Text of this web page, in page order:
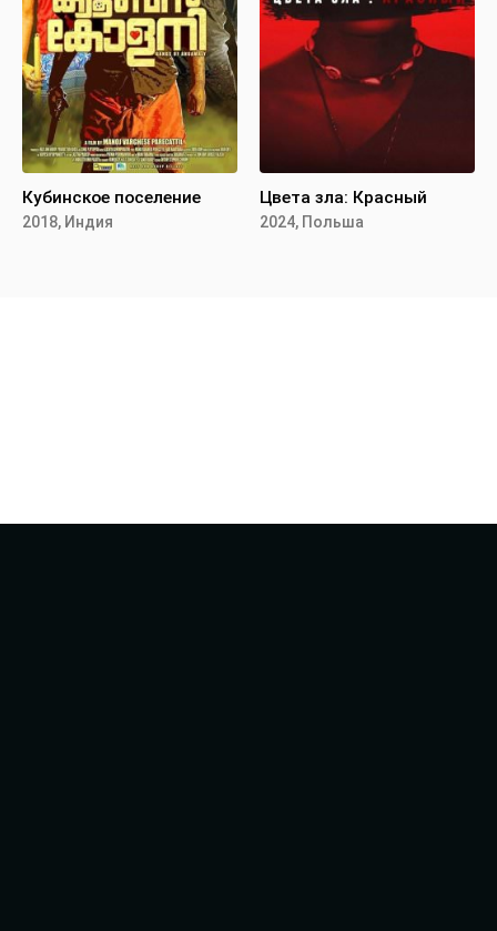
Кубинское поселение
2018, Индия
Цвета зла: Красный
2024, Польша